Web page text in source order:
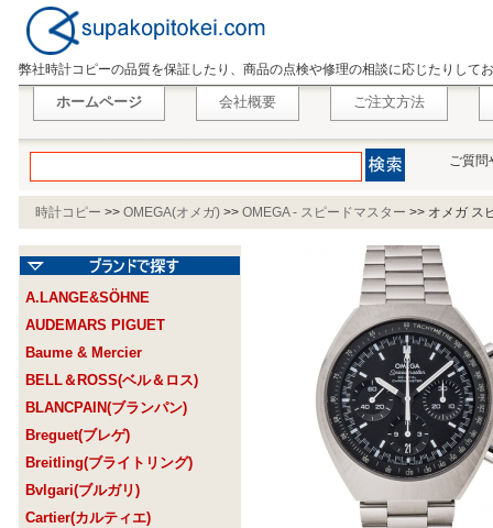
弊社時計コピーの品質を保証したり、商品の点検や修理の相談に応じたりして
ホームページ 会社概要 ご注文方法
ご質問
時計コピー >> OMEGA(オメガ) >> OMEGA - スピードマスター >> オメガ ス
A.LANGE&SÖHNE
AUDEMARS PIGUET
Baume & Mercier
BELL＆ROSS(ベル＆ロス)
BLANCPAIN(ブランパン)
Breguet(ブレゲ)
Breitling(ブライトリング)
Bvlgari(ブルガリ)
Cartier(カルティエ)